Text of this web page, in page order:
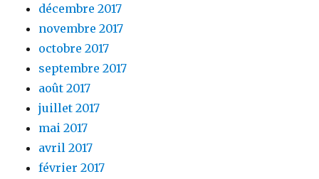
décembre 2017
novembre 2017
octobre 2017
septembre 2017
août 2017
juillet 2017
mai 2017
avril 2017
février 2017